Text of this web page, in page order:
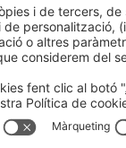
legalPolítica de